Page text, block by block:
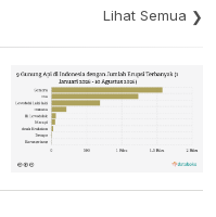
Lihat Semua